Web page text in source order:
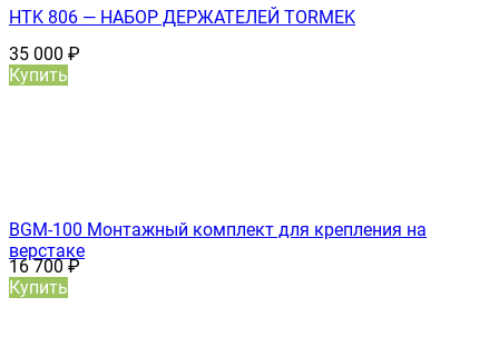
HTK 806 — НАБОР ДЕРЖАТЕЛЕЙ TORMEK
35 000 ₽
Купить
BGM-100 Монтажный комплект для крепления на
верстаке
16 700₽
Купить